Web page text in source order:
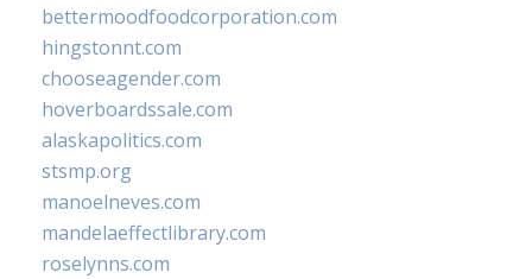
bettermoodfoodcorporation.com
hingstonnt.com
chooseagender.com
hoverboardssale.com
alaskapolitics.com
stsmp.org
manoelneves.com
mandelaeffectlibrary.com
roselynns.com